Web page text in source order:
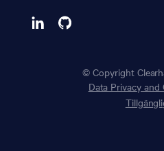
© Copyright
Data Privacy and